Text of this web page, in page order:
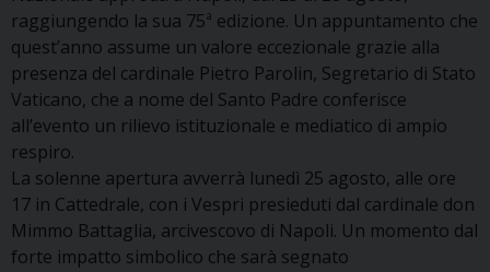
raggiungendo la sua 75ª edizione. Un appuntamento che
quest’anno assume un valore eccezionale grazie alla
presenza del cardinale Pietro Parolin, Segretario di Stato
Vaticano, che a nome del Santo Padre conferisce
all’evento un rilievo istituzionale e mediatico di ampio
respiro.
La solenne apertura avverrà lunedì 25 agosto, alle ore
17 in Cattedrale, con i Vespri presieduti dal cardinale don
Mimmo Battaglia, arcivescovo di Napoli. Un momento dal
forte impatto simbolico che sarà segnato